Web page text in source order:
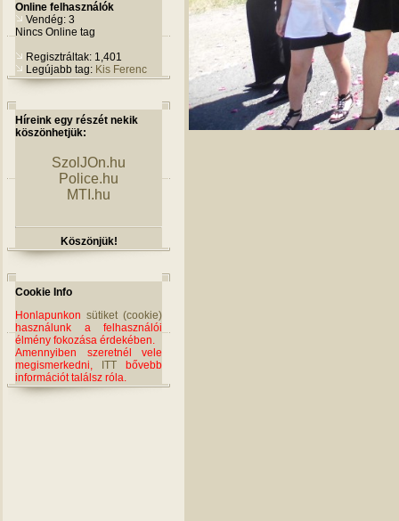
Online felhasználók
Vendég: 3
Nincs Online tag
Regisztráltak: 1,401
Legújabb tag: Kis Ferenc
Híreink egy részét nekik
köszönhetjük:
SzolJOn.hu
Police.hu
MTI.hu
Köszönjük!
Cookie Info
Honlapunkon sütiket (cookie)
használunk a felhasználói
élmény fokozása érdekében.
Amennyiben szeretnél vele
megismerkedni,
ITT bővebb
információt találsz róla.